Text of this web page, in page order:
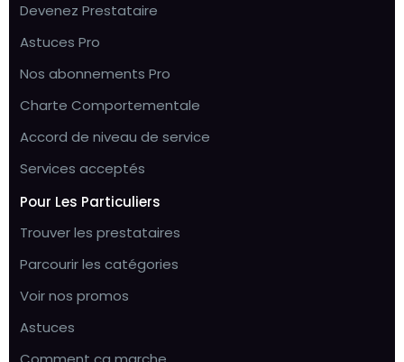
Devenez Prestataire
Astuces Pro
Nos abonnements Pro
Charte Comportementale
Accord de niveau de service
Services acceptés
Pour Les Particuliers
Trouver les prestataires
Parcourir les catégories
Voir nos promos
Astuces